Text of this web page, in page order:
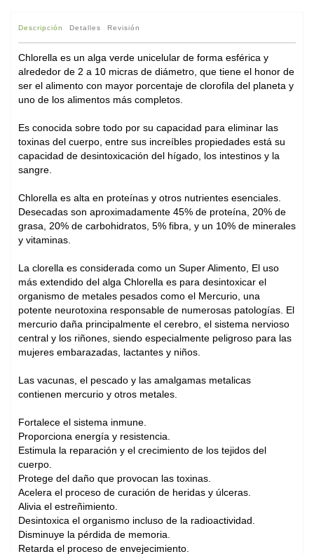
Descripción Detalles Revisión
Chlorella es un alga verde unicelular de forma esférica y
alrededor de 2 a 10 micras de diámetro, que tiene el honor de
ser el alimento con mayor porcentaje de clorofila del planeta y
uno de los alimentos más completos.
Es conocida sobre todo por su capacidad para eliminar las
toxinas del cuerpo, entre sus increíbles propiedades está su
capacidad de desintoxicación del hígado, los intestinos y la
sangre.
Chlorella es alta en proteínas y otros nutrientes esenciales.
Desecadas son aproximadamente 45% de proteína, 20% de
grasa, 20% de carbohidratos, 5% fibra, y un 10% de minerales
y vitaminas.
La clorella es considerada como un Super Alimento, El uso
más extendido del alga Chlorella es para desintoxicar el
organismo de metales pesados como el Mercurio, una
potente neurotoxina responsable de numerosas patologías. El
mercurio daña principalmente el cerebro, el sistema nervioso
central y los riñones, siendo especialmente peligroso para las
mujeres embarazadas, lactantes y niños.
Las vacunas, el pescado y las amalgamas metalicas
contienen mercurio y otros metales.
Fortalece el sistema inmune.
Proporciona energía y resistencia.
Estimula la reparación y el crecimiento de los tejidos del
cuerpo.
Protege del daño que provocan las toxinas.
Acelera el proceso de curación de heridas y úlceras.
Alivia el estreñimiento.
Desintoxica el organismo incluso de la radioactividad.
Disminuye la pérdida de memoria.
Retarda el proceso de envejecimiento.